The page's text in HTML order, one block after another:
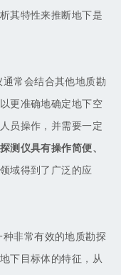
其特性来推断地下是
常会结合其他地质勘
更准确地确定地下空
员操作，并需要一定
测仪具有操作简便、
域得到了广泛的应
非常有效的地质勘探
下目标体的特征，从